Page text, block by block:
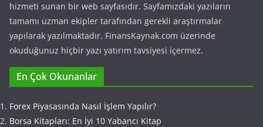
hizmeti sunan bir web sayfasıdır. Sayfamızdaki yazıların
tamamı uzman ekipler tarafından gerekli araştırmalar
yapılarak yazılmaktadır. FinansKaynak.com üzerinde
okuduğunuz hiçbir yazı yatırım tavsiyesi içermez.
En Çok Okunanlar
Forex Piyasasında Nasıl İşlem Yapılır?
Borsa Kitapları: En İyi 10 Yabancı Kitap